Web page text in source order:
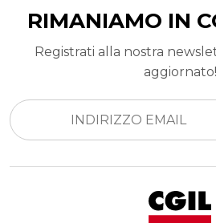
RIMANIAMO IN
Registrati alla nostra
aggiornato!